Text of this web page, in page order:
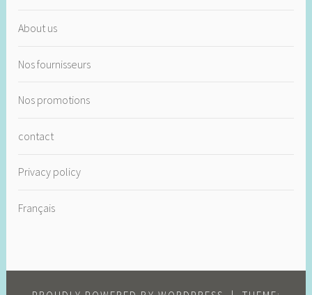
About us
Nos fournisseurs
Nos promotions
contact
Privacy policy
Français